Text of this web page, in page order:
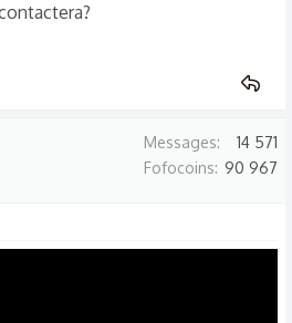
Messages
14 571
Fofocoins 90 967